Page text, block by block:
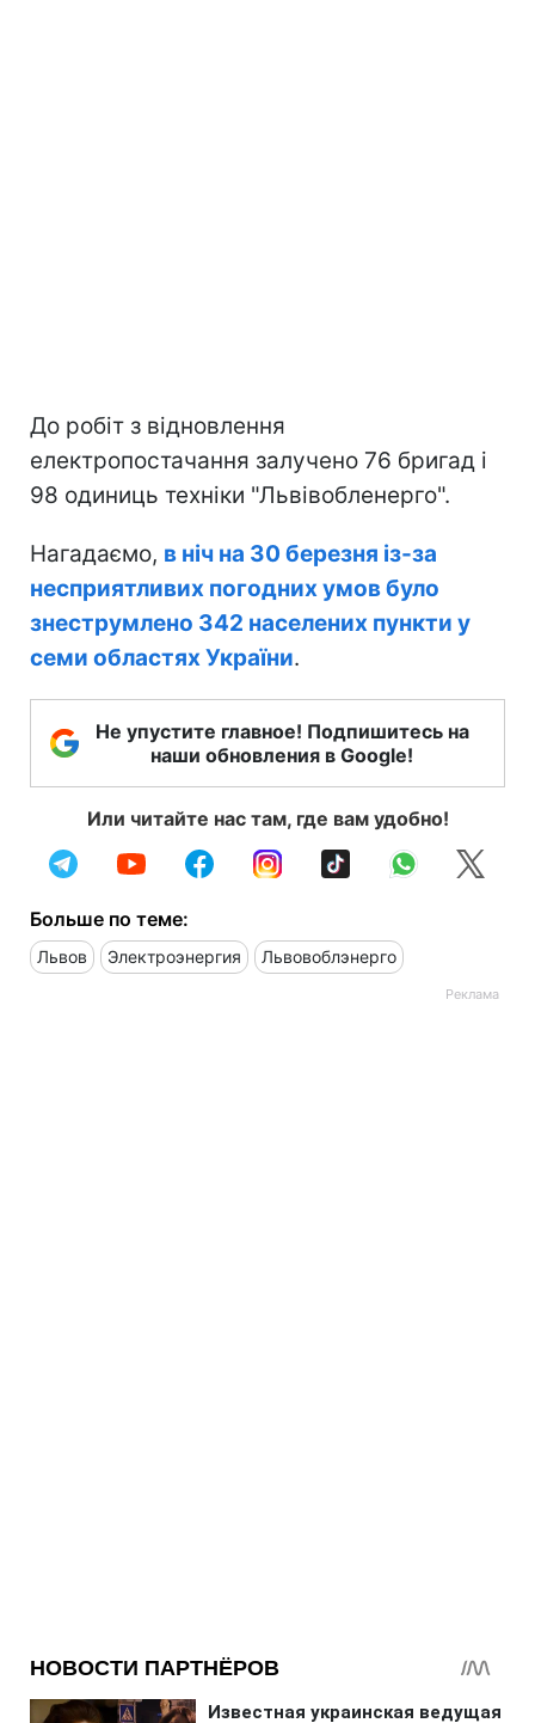
До робіт з відновлення
електропостачання залучено 76 бригад і
98 одиниць техніки "Львівобленерго".
Нагадаємо, в ніч на 30 березня із-за
несприятливих погодних умов було
знеструмлено 342 населених пункти у
семи областях України.
Не упустите главное! Подпишитесь на
наши обновления в Google!
Или читайте нас там, где вам удобно!
Больше по теме:
Львов Электроэнергия Львовоблэнерго